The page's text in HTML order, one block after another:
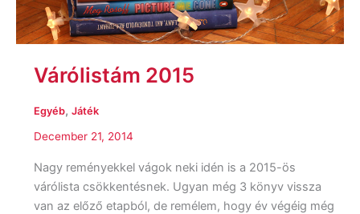
Várólistám 2015
Egyéb, Játék
December 21, 2014
Nagy reményekkel vágok neki idén is a 2015-ös
várólista csökkentésnek. Ugyan még 3 könyv vissza
van az előző etapból, de remélem, hogy év végéig még